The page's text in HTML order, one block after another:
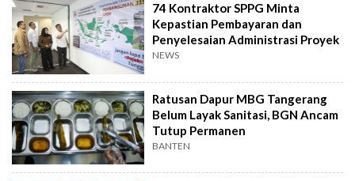
74 Kontraktor SPPG Minta
Kepastian Pembayaran dan
Penyelesaian Administrasi Proyek
NEWS
Ratusan Dapur MBG Tangerang
Belum Layak Sanitasi, BGN Ancam
Tutup Permanen
BANTEN